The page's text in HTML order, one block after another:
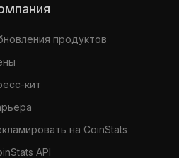
продуктов
кит
на CoinStats
API